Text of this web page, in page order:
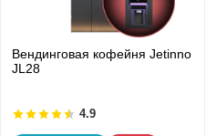
Вендинговая кофейня Jetinno
JL28
4.9